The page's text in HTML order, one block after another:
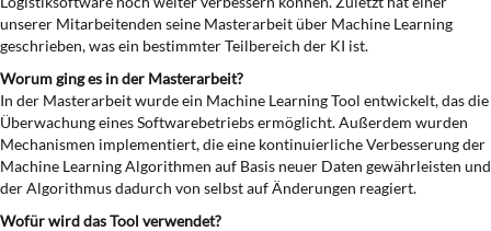
unserer Mitarbeitenden seine Masterarbeit über Machine Learning
geschrieben, was ein bestimmter Teilbereich der KI ist.
Worum ging es in der Masterarbeit?
In der Masterarbeit wurde ein Machine Learning Tool entwickelt, das die
Überwachung eines Softwarebetriebs ermöglicht. Außerdem wurden
Mechanismen implementiert, die eine kontinuierliche Verbesserung der
Machine Learning Algorithmen auf Basis neuer Daten gewährleisten und
der Algorithmus dadurch von selbst auf Änderungen reagiert.
Wofür wird das Tool verwendet?